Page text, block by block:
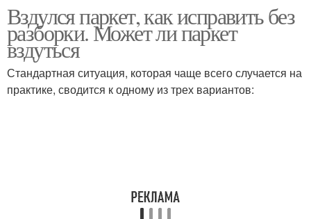
Вздулся паркет, как исправить без
разборки. Может ли паркет
вздуться
Стандартная ситуация, которая чаще всего случается на
практике, сводится к одному из трех вариантов: